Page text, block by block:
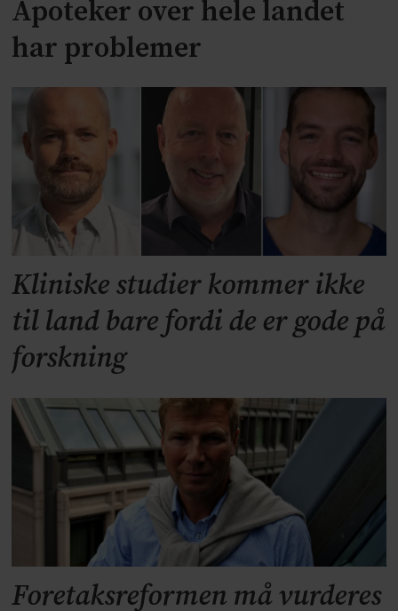
Apoteker over hele landet
har problemer
Kliniske studier kommer ikke
til land bare fordi de er gode på
forskning
Foretaksreformen må vurderes